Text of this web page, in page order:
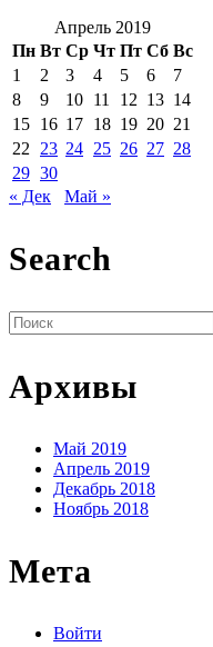
Апрель 2019
Пн Вт Ср Чт Пт Сб Вс
1
2 3 4 5 6
7
8
9 10 11 12 13 14
15 16 17 18 19 20 21
22
23 24 25 26 27 28
29 30
« Дек
Май »
Search
Поиск
по:
Архивы
Май 2019
Апрель 2019
Декабрь 2018
Ноябрь 2018
Мета
Войти